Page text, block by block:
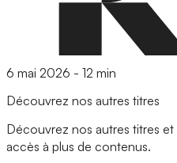
6 mai 2026 - 12 min
Découvrez nos autres titres
Découvrez nos autres titres
accès à plus de contenus.